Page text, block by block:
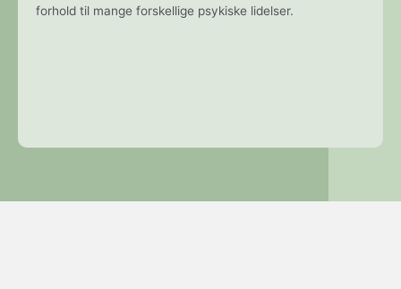
forhold til mange forskellige psykiske lidelser.